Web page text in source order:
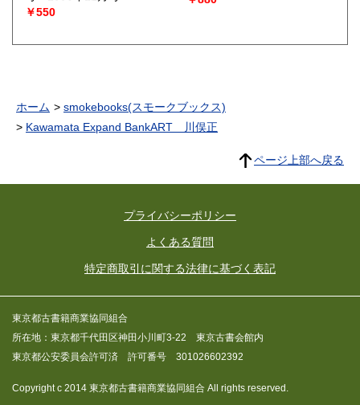
￥550
ホーム
smokebooks(スモークブックス)
Kawamata Expand BankART 川俣正
ページ上部へ戻る
プライバシーポリシー
よくある質問
特定商取引に関する法律に基づく表記
東京都古書籍商業協同組合
所在地：東京都千代田区神田小川町3-22 東京古書会館内
東京都公安委員会許可済 許可番号 301026602392
Copyright c 2014 東京都古書籍商業協同組合 All rights reserved.